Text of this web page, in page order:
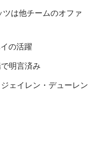
は他チームのオファ
の活躍
明言済み
ェイレン・デューレン